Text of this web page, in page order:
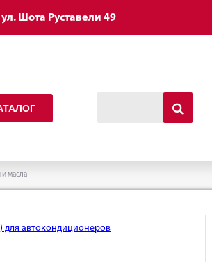
Шота Руставели 49
масла